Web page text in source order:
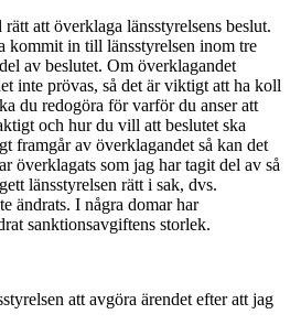
att överklaga länsstyrelsens beslut.
kommit in till länsstyrelsen inom tre
av beslutet. Om överklagandet
inte prövas, så det är viktigt att ha koll
du redogöra för varför du anser att
och hur du vill att beslutet ska
framgår av överklagandet så kan det
överklagats som jag har tagit del av så
länsstyrelsen rätt i sak, dvs.
ändrats. I några domar har
sanktionsavgiftens storlek.
att avgöra ärendet efter att jag